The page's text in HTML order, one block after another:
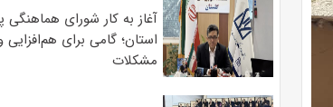
آغاز به کار شورای هماهنگی
استان؛ گامی برای
مشکلات